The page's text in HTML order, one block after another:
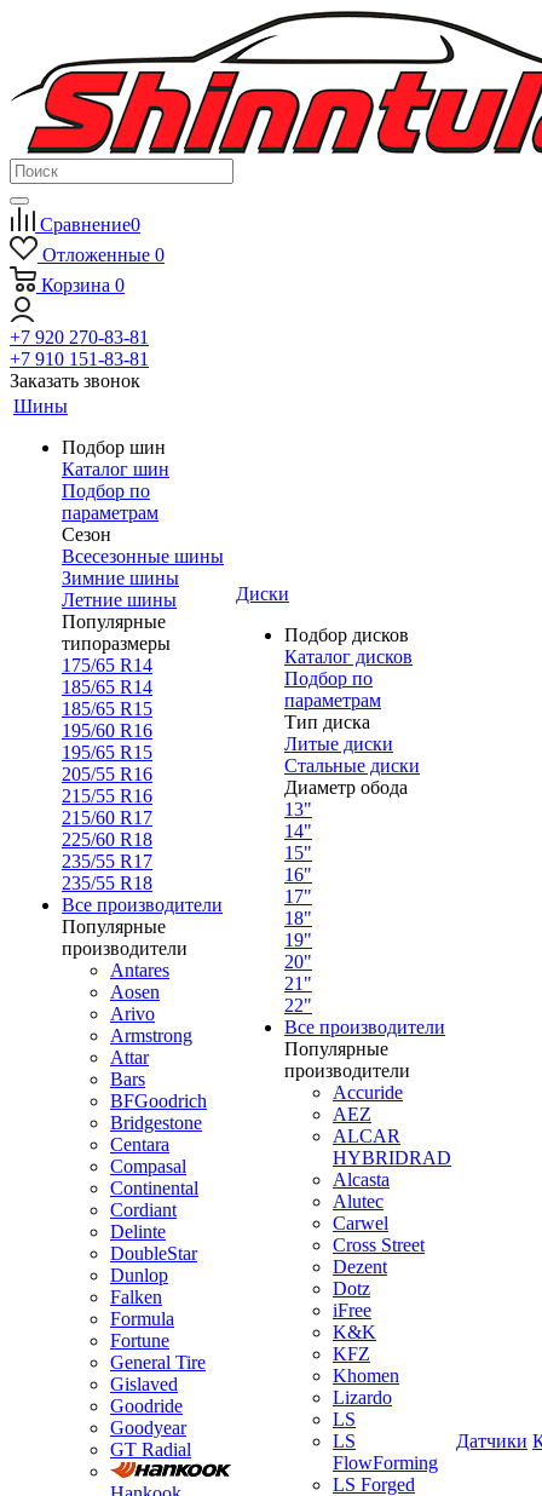
Сравнение0
Отложенные 0
Корзина 0
+7 920 270-83-81
+7 910 151-83-81
Заказать звонок
Шины
Подбор шин
Каталог шин
Подбор по
параметрам
Сезон
Всесезонные шины
Зимние шины
Летние шины
Популярные
типоразмеры
175/65 R14
185/65 R14
185/65 R15
195/60 R16
195/65 R15
205/55 R16
215/55 R16
215/60 R17
225/60 R18
235/55 R17
235/55 R18
Все производители
Популярные
производители
Antares
Aosen
Arivo
Armstrong
Attar
Bars
BFGoodrich
Bridgestone
Centara
Compasal
Continental
Cordiant
Delinte
DoubleStar
Dunlop
Falken
Formula
Fortune
General Tire
Gislaved
Goodride
Goodyear
GT Radial
Диски
Подбор дисков
Каталог дисков
Подбор по
параметрам
Тип диска
Литые диски
Стальные диски
Диаметр обода
13"
14"
15"
16"
17"
18"
19"
20"
21"
22"
Все производители
Популярные
производители
Accuride
AEZ
ALCAR
HYBRIDRAD
Alcasta
Alutec
Carwel
Cross Street
Dezent
Dotz
iFree
K&K
KFZ
Khomen
Lizardo
LS
LS
FlowForming
LS Forged
Датчики